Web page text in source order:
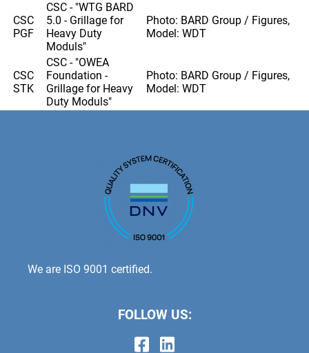
CSC
PGF
CSC - "WTG BARD
5.0 - Grillage for
Heavy Duty
Moduls"
Photo: BARD Group / Figures,
Model: WDT
CSC
STK
CSC - "OWEA
Foundation -
Grillage for Heavy
Duty Moduls"
Photo: BARD Group / Figures,
Model: WDT
We are ISO 9001 certified.
FOLLOW US:
Skip